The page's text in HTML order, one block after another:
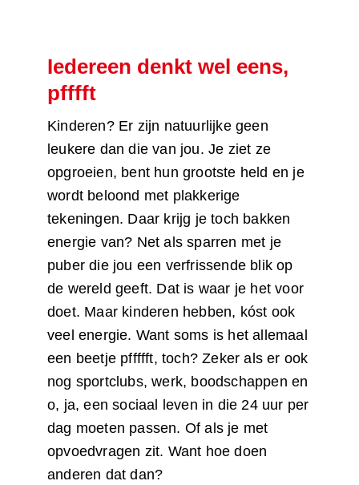
Iedereen denkt wel eens,
pfffft
Kinderen? Er zijn natuurlijke geen
leukere dan die van jou. Je ziet ze
opgroeien, bent hun grootste held en je
wordt beloond met plakkerige
tekeningen. Daar krijg je toch bakken
energie van? Net als sparren met je
puber die jou een verfrissende blik op
de wereld geeft. Dat is waar je het voor
doet. Maar kinderen hebben, kóst ook
veel energie. Want soms is het allemaal
een beetje pffffft, toch? Zeker als er ook
nog sportclubs, werk, boodschappen en
o, ja, een sociaal leven in die 24 uur per
dag moeten passen. Of als je met
opvoedvragen zit. Want hoe doen
anderen dat dan?